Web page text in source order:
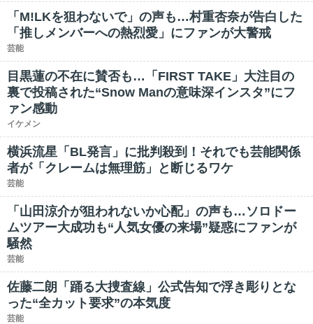
「M!LKを狙わないで」の声も…村重杏奈が告白した
「推しメンバーへの熱烈愛」にファンが大警戒
芸能
目黒蓮の不在に賛否も…「FIRST TAKE」大注目の
裏で投稿された“Snow Manの意味深インスタ”にフ
ァン感動
イケメン
横浜流星「BL発言」に批判殺到！それでも芸能関係
者が「クレームは無理筋」と断じるワケ
芸能
「山田涼介が狙われないか心配」の声も…ソロドー
ムツアー大成功も“人気女優の来場”疑惑にファンが
騒然
芸能
佐藤二朗「踊る大捜査線」公式告知で浮き彫りとな
った“全カット要求”の本気度
芸能